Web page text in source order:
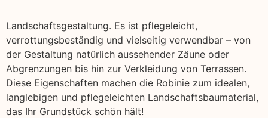
Landschaftsgestaltung. Es ist pflegeleicht,
verrottungsbeständig und vielseitig verwendbar – von
der Gestaltung natürlich aussehender Zäune oder
Abgrenzungen bis hin zur Verkleidung von Terrassen.
Diese Eigenschaften machen die Robinie zum idealen,
langlebigen und pflegeleichten Landschaftsbaumaterial,
das Ihr Grundstück schön hält!